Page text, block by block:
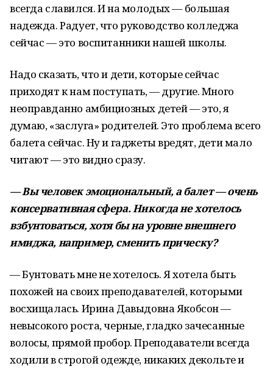
всегда славился. И на молодых — большая
надежда. Радует, что руководство колледжа
сейчас — это воспитанники нашей школы.
Надо сказать, что и дети, которые сейчас
приходят к нам поступать, — другие. Много
неоправданно амбициозных детей — это, я
думаю, «заслуга» родителей. Это проблема всего
балета сейчас. Ну и гаджеты вредят, дети мало
читают — это видно сразу.
— Вы человек эмоциональный, а балет — очень
консервативная сфера. Никогда не хотелось
взбунтоваться, хотя бы на уровне внешнего
имиджа, например, сменить прическу?
— Бунтовать мне не хотелось. Я хотела быть
похожей на своих преподавателей, которыми
восхищалась. Ирина Давыдовна Якобсон —
невысокого роста, черные, гладко зачесанные
волосы, прямой пробор. Преподаватели всегда
ходили в строгой одежде, никаких декольте и